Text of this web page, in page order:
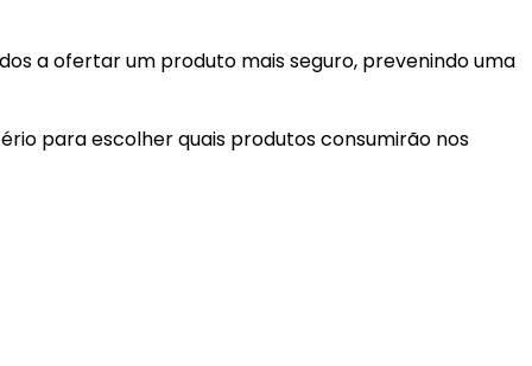
a ofertar um produto mais seguro, prevenindo uma
para escolher quais produtos consumirão nos